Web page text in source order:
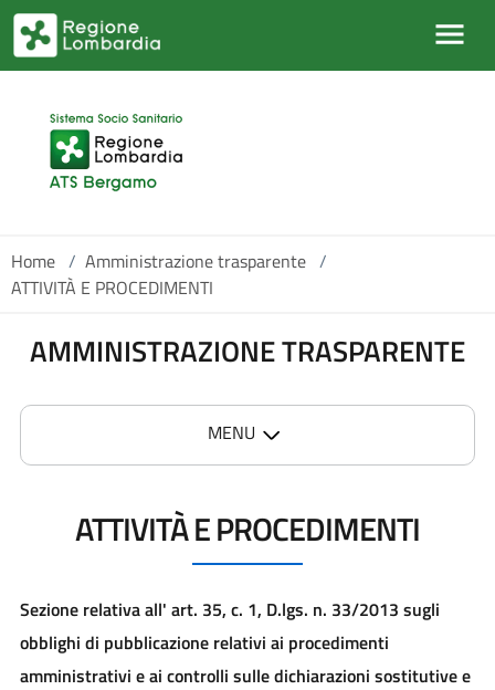
Salta al contenuto principale
Home / Amministrazione trasparente /
ATTIVITÀ E PROCEDIMENTI
AMMINISTRAZIONE TRASPARENTE
MENU
ATTIVITÀ E PROCEDIMENTI
Sezione relativa all' art. 35, c. 1, D.lgs. n. 33/2013 sugli
obblighi di pubblicazione relativi ai procedimenti
amministrativi e ai controlli sulle dichiarazioni sostitutive e